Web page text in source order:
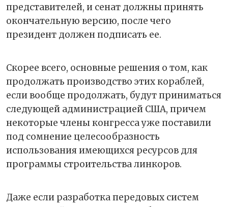
представителей, и сенат должны принять
окончательную версию, после чего
президент должен подписать ее.
Скорее всего, основные решения о том, как
продолжать производство этих кораблей,
если вообще продолжать, будут приниматься
следующей администрацией США, причем
некоторые члены конгресса уже поставили
под сомнение целесообразность
использования имеющихся ресурсов для
программы строительства линкоров.
Даже если разработка передовых систем